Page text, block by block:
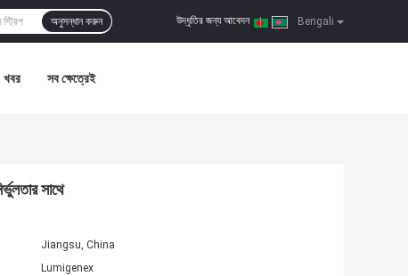
Bengali
উদ্ধৃতির জন্য আবেদন |
অনুসন্ধান করুন
খবর সব ক্ষেত্রেই
সাথে
Jiangsu, China
Lumigenex